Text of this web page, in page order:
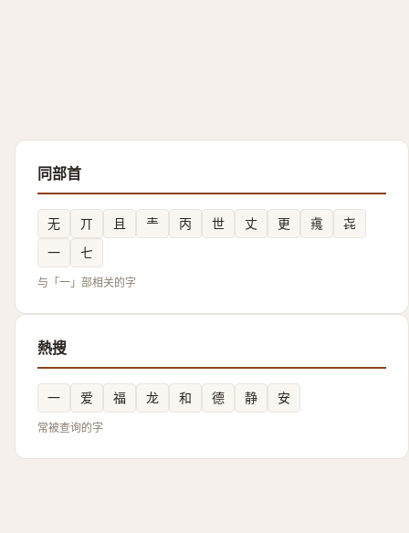
同部首
无 丌 且 龶 丙 世 丈 更 䶶
㐂
一
七
与「一」部相关的字
熱搜
一 爱 福 龙 和 德 静 安
常被查询的字